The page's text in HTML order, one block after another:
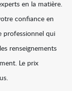
en la matière.
confiance en
professionnel qui
renseignements
Le prix